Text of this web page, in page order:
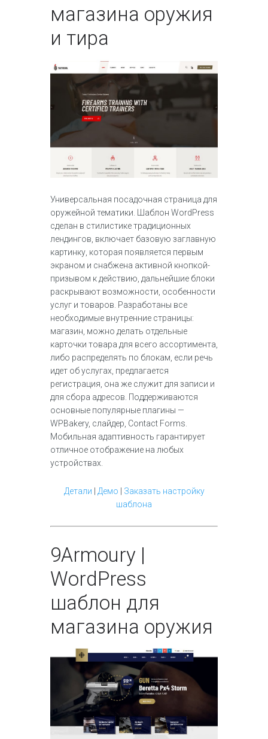
магазина оружия
и тира
Универсальная посадочная страница для
оружейной тематики. Шаблон WordPress
сделан в стилистике традиционных
лендингов, включает базовую заглавную
картинку, которая появляется первым
экраном и снабжена активной кнопкой-
призывом к действию, дальнейшие блоки
раскрывают возможности, особенности
услуг и товаров. Разработаны все
необходимые внутренние страницы:
магазин, можно делать отдельные
карточки товара для всего ассортимента,
либо распределять по блокам, если речь
идет об услугах, предлагается
регистрация, она же служит для записи и
для сбора адресов. Поддерживаются
основные популярные плагины —
WPBakery, слайдер, Contact Forms.
Мобильная адаптивность гарантирует
отличное отображение на любых
устройствах.
Детали Демо
Заказать настройку
шаблона
9Armoury |
WordPress
шаблон для
магазина оружия